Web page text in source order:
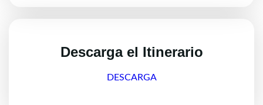
Descarga el Itinerario
DESCARGA